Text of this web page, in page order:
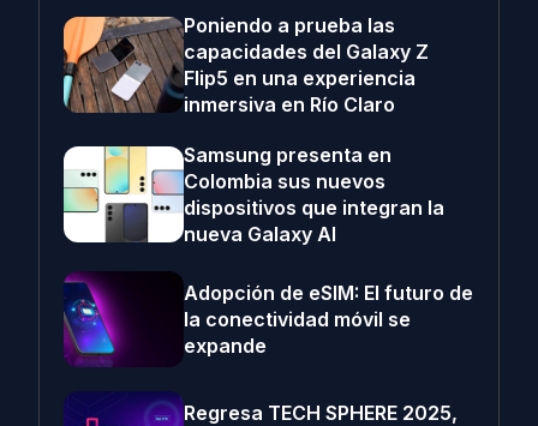
Poniendo a prueba las
capacidades del Galaxy Z
Flip5 en una experiencia
inmersiva en Río Claro
Samsung presenta en
Colombia sus nuevos
dispositivos que integran la
nueva Galaxy AI
Adopción de eSIM: El futuro de
la conectividad móvil se
expande
Regresa TECH SPHERE 2025,